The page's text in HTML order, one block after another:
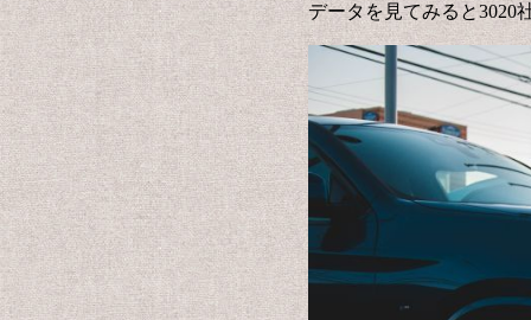
データを見てみると3020